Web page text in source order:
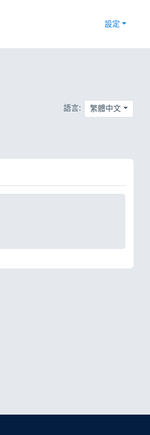
設定
語言: 繁體中文